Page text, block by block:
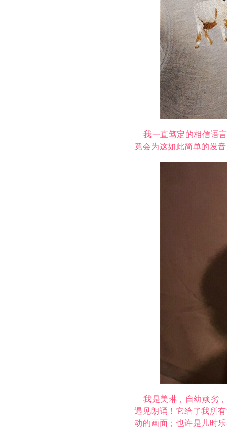
我一直笃定的相信语言
竟会为这如此简单的发
我是美琳，自幼顽劣，
遇见朗诵！它给了我所
动的画面；也许是儿时